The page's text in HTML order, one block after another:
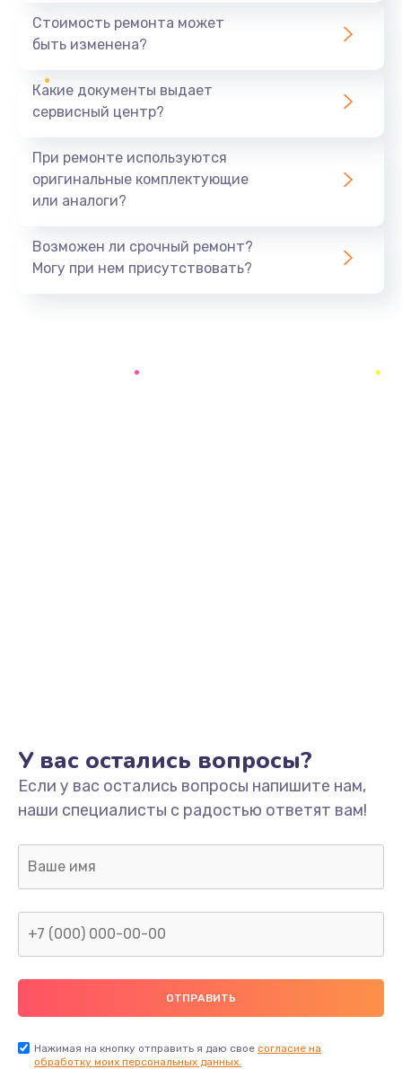
1440 руб.
Ремонт южного моста
Замена батарейки BIOS
Заказать
Замена/Pемонт карбюратора
1300 руб.
Заказать
Ремонт капиллярной трубки
400 руб.
Заказать
Стоимость ремонта может
быть изменена?
Какие документы выдает
сервисный центр?
При ремонте используются
оригинальные комплектующие
или аналоги?
Возможен ли срочный ремонт?
Могу при нем присутствовать?
У вас остались вопросы?
Если у вас остались вопросы напишите нам,
наши специалисты с радостью ответят вам!
Нажимая на кнопку отправить я даю свое согласие на
обработку моих персональных данных.